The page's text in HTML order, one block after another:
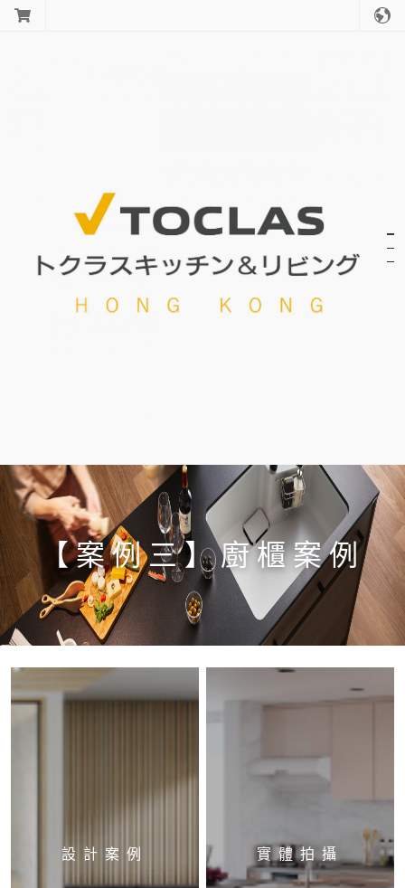
【案例三】廚櫃案例
設計案例 實體拍攝